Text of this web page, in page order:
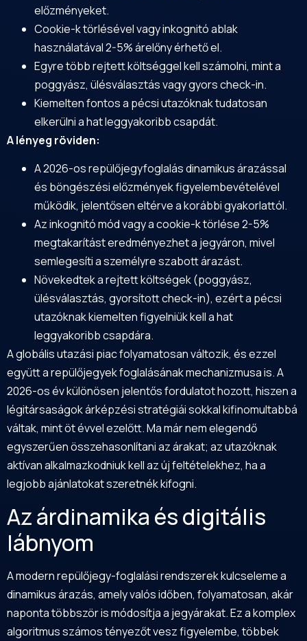
előzményeket.
Cookie-k törlésével vagy inkognitó ablak
használatával 2-5% árelőny érhető el.
Egyre több rejtett költséggel kell számolni, mint a
poggyász, ülésválasztás vagy gyors check-in.
Kiemelten fontos a pécsi utazóknak tudatosan
elkerülni a hat leggyakoribb csapdát.
A lényeg röviden:
A 2026-os repülőjegyfoglalás dinamikus árazással
és böngészési előzmények figyelembevételével
működik, jelentősen eltérve a korábbi gyakorlattól.
Az inkognitó mód vagy a cookie-k törlése 2-5%
megtakarítást eredményezhet a jegyáron, mivel
semlegesíti a személyre szabott árazást.
Növekedtek a rejtett költségek (poggyász,
ülésválasztás, gyorsított check-in), ezért a pécsi
utazóknak kiemelten figyelniük kell a hat
leggyakoribb csapdára.
A globális utazási piac folyamatosan változik, és ezzel
együtt a repülőjegyek foglalásának mechanizmusa is. A
2026-os év különösen jelentős fordulatot hozott, hiszen a
légitársaságok árképzési stratégiái sokkal kifinomultabbá
váltak, mint öt évvel ezelőtt. Ma már nem elegendő
egyszerűen összehasonlítani az árakat; az utazóknak
aktívan alkalmazkodniuk kell az új feltételekhez, ha a
legjobb ajánlatokat szeretnék kifogni.
Az árdinamika és digitális
lábnyom
A modern repülőjegy-foglalási rendszerek kulcseleme a
dinamikus árazás, amely valós időben, folyamatosan, akár
naponta többször is módosítja a jegyárakat. Ez a komplex
algoritmus számos tényezőt vesz figyelembe, többek